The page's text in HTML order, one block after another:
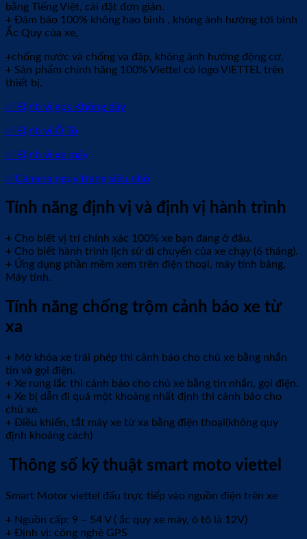
bằng Tiếng Việt, cài đặt đơn giản.
+ Đảm bảo 100% không hao bình , không ảnh hưởng tới bình
Ắc Quy của xe,
+chống nước và chống va đập, không ảnh hưởng động cơ.
+ Sản phẩm chính hãng 100% Viettel có logo VIETTEL trên
thiết bị.
✅ Định vị gps Không dây
✅ Định vị Ô Tô
✅ Định vị xe máy
✅Camera ngụy trang siêu nhỏ
Tính năng định vị và định vị hành trình
+ Cho biết vị trí chính xác 100% xe bạn đang ở đâu.
+ Cho biết hành trình lịch sử di chuyển của xe chạy (6 tháng).
+ Ứng dụng phần mềm xem trên điện thoại, máy tính bảng,
Máy tính.
Tính năng chống trộm cảnh báo xe từ
xa
+ Mở khóa xe trái phép thì cảnh báo cho chủ xe bằng nhắn
tin và gọi điện.
+ Xe rung lắc thì cảnh báo cho chủ xe bằng tin nhắn, gọi điện.
+ Xe bị dẫn đi quá một khoảng nhất định thì cảnh báo cho
chủ xe.
+ Điều khiển, tắt máy xe từ xa bằng điện thoại(không quy
định khoảng cách)
Thông số kỹ thuật smart moto viettel
Smart Motor viettel đấu trực tiếp vào nguồn điện trên xe
+ Nguồn cấp: 9 – 54 V ( ắc quy xe máy, ô tô là 12V)
+ Định vị: công nghệ GPS